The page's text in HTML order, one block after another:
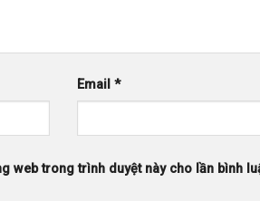
Email *
web trong trình duyệt này cho lần bình